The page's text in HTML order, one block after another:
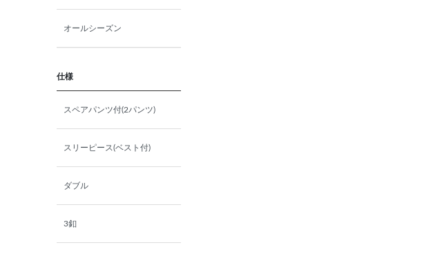
AB8(185㎝/92㎝)
BB5(170㎝/94㎝)
BB6(175㎝/96㎝)
BB7(180㎝/98㎝)
オールシーズン
仕様
スペアパンツ付(2パンツ)
スリーピース(ベスト付)
ダブル
3釦